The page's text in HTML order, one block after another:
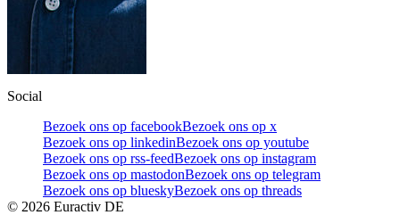
Social
Bezoek ons op facebookBezoek ons op x
Bezoek ons op linkedinBezoek ons op youtube
Bezoek ons op rss-feedBezoek ons op instagram
Bezoek ons op mastodonBezoek ons op telegram
Bezoek ons op blueskyBezoek ons op threads
© 2026 Euractiv DE